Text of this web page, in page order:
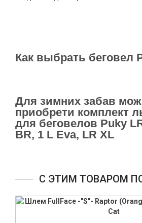
Как выбрать беговел
Для зимних забав
приобрети комплект
для беговелов Puky
BR, 1 L Eva, LR XL
С ЭТИМ ТОВАРОМ